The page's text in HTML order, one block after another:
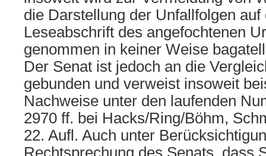
die Darstellung der Unfallfolgen auf
Leseabschrift des angefochtenen
genommen in keiner Weise
Der Senat ist jedoch an die
gebunden und verweist insoweit
Nachweise unter den laufenden
2970 ff. bei Hacks/Ring/Böhm,
22. Aufl. Auch unter
Rechtsprechung des Senats, dass